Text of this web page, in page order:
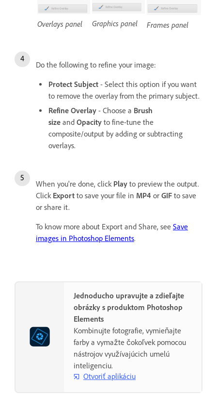
Overlays panel Graphics panel Frames panel
Do the following to refine your image:
Protect Subject - Select this option if you want
to remove the overlay from the primary subject.
Refine Overlay - Choose a Brush
size and Opacity to fine-tune the
composite/output by adding or subtracting
overlays.
When you're done, click Play to preview the output.
Click Export to save your file in MP4 or GIF to save
or share it.
To know more about Export and Share, see Save
images in Photoshop Elements.
Jednoducho upravujte a zdieľajte
obrázky s produktom Photoshop
Elements
Kombinujte fotografie, vymieňajte
farby a vymažte čokoľvek pomocou
nástrojov využívajúcich umelú
inteligenciu.
Otvoriť aplikáciu